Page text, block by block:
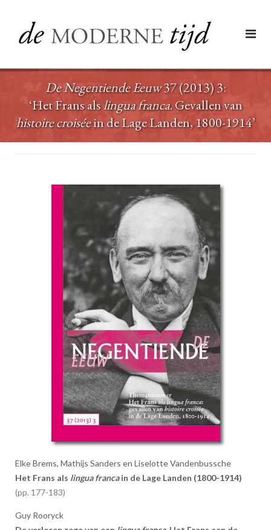
De Negentiende Eeuw37 (2013) 3:
‘Het Frans alslingua franca. Gevallen van
histoire croiséein de Lage Landen, 1800-1914’
Elke Brems, Mathijs Sanders en Liselotte Vandenbussche
Het Frans als lingua francain de Lage Landen (1800-1914)
177-183
Guy Rooryck